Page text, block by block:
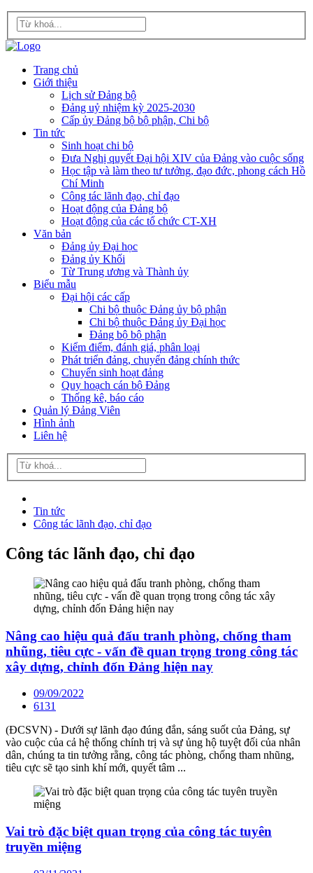
Trang chủ
Giới thiệu
Lịch sử Đảng bộ
Đảng uỷ nhiệm kỳ 2025-2030
Cấp ủy Đảng bộ bộ phận, Chi bộ
Tin tức
Sinh hoạt chi bộ
Đưa Nghị quyết Đại hội XIV của Đảng vào cuộc sống
Học tập và làm theo tư tưởng, đạo đức, phong cách Hồ
Chí Minh
Công tác lãnh đạo, chỉ đạo
Hoạt động của Đảng bộ
Hoạt động của các tổ chức CT-XH
Văn bản
Đảng ủy Đại học
Đảng ủy Khối
Từ Trung ương và Thành ủy
Biểu mẫu
Đại hội các cấp
Chi bộ thuộc Đảng ủy bộ phận
Chi bộ thuộc Đảng ủy Đại học
Đảng bộ bộ phận
Kiểm điểm, đánh giá, phân loại
Phát triển đảng, chuyển đảng chính thức
Chuyển sinh hoạt đảng
Quy hoạch cán bộ Đảng
Thống kê, báo cáo
Quản lý Đảng Viên
Hình ảnh
Liên hệ
Tin tức
Công tác lãnh đạo, chỉ đạo
Công tác lãnh đạo, chỉ đạo
Nâng cao hiệu quả đấu tranh phòng, chống tham
nhũng, tiêu cực - vấn đề quan trọng trong công tác
xây dựng, chỉnh đốn Đảng hiện nay
09/09/2022
6131
(ĐCSVN) - Dưới sự lãnh đạo đúng đắn, sáng suốt của Đảng, sự
vào cuộc của cả hệ thống chính trị và sự ủng hộ tuyệt đối của nhân
dân, chúng ta tin tưởng rằng, công tác phòng, chống tham nhũng,
tiêu cực sẽ tạo sinh khí mới, quyết tâm ...
Vai trò đặc biệt quan trọng của công tác tuyên
truyền miệng